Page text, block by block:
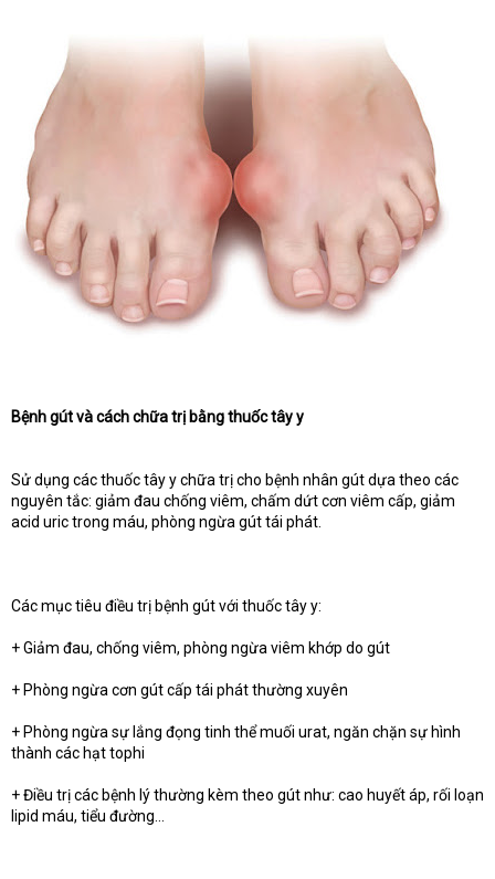
Bệnh gút và cách chữa trị bằng thuốc tây y
Sử dụng các thuốc tây y chữa trị cho bệnh nhân gút dựa theo các
nguyên tắc: giảm đau chống viêm, chấm dứt cơn viêm cấp, giảm
acid uric trong máu, phòng ngừa gút tái phát.
Các mục tiêu điều trị bệnh gút với thuốc tây y:
+ Giảm đau, chống viêm, phòng ngừa viêm khớp do gút
+ Phòng ngừa cơn gút cấp tái phát thường xuyên
+ Phòng ngừa sự lắng đọng tinh thể muối urat, ngăn chặn sự hình
thành các hạt tophi
+ Điều trị các bệnh lý thường kèm theo gút như: cao huyết áp, rối loạn
lipid máu, tiểu đường…